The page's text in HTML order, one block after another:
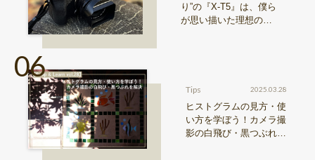
り”の『X-T5』は、僕ら
が思い描いた理想の写
Tips 2025.03.28
ヒストグラムの見方・使
い方を学ぼう！カメラ撮
影の白飛び・黒つぶれを